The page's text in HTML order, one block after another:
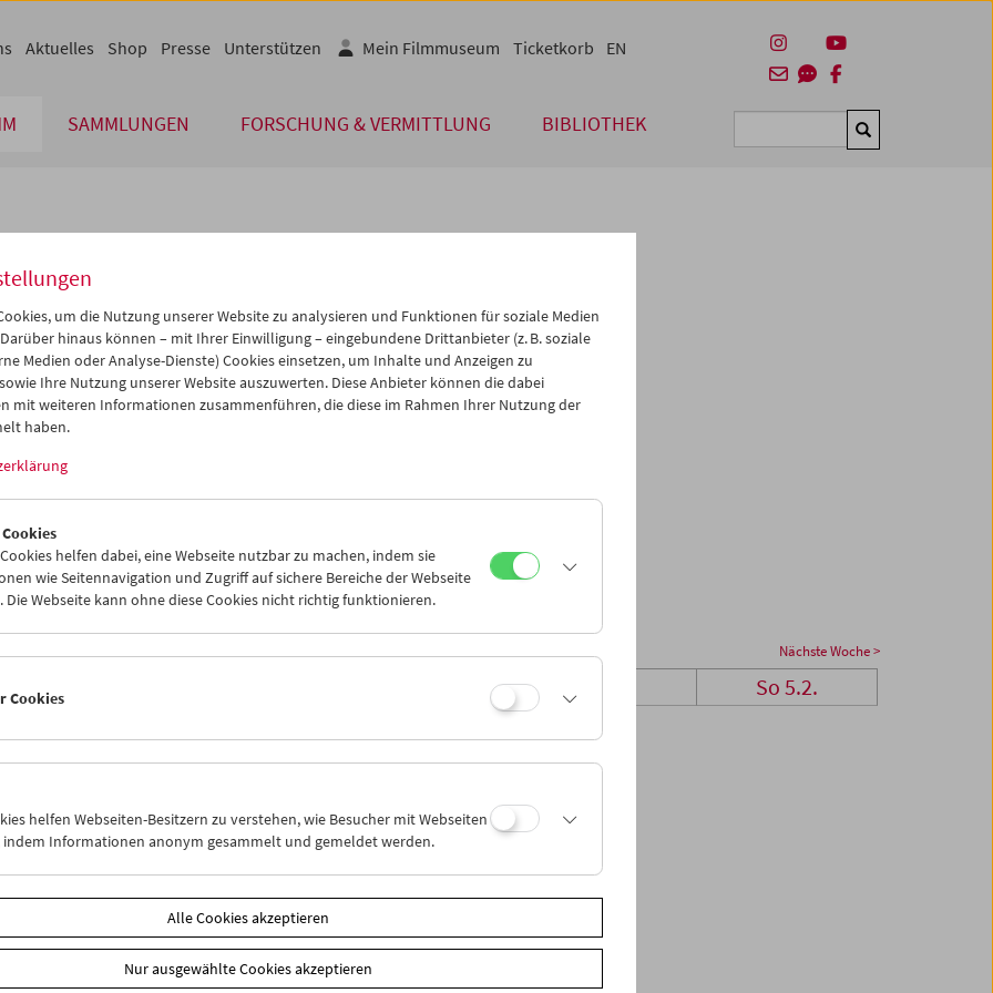
SAMMLUNGEN FORSCHUNG & VERMITTLUNG BIBLIOTHEK Suchen
Aktuelles Shop Presse Unterstützen Mein Filmmuseum Ticketkorb EN
Feb 2012 >>
Mi Do Fr Sa So
01 02 03 04
05
08 09 10 11
12
15 16
22 23
07
iCalender
Programmheft-PDF
English language or subtitles
Nächste Woche >
Mi 1.2. So 5.2.
um die Nutzung unserer Website zu analysieren und Funktionen für soziale Medien
hinaus können – mit Ihrer Einwilligung – eingebundene Drittanbieter (z. B. soziale
Medien oder Analyse-Dienste) Cookies einsetzen, um Inhalte und Anzeigen zu
Ihre Nutzung unserer Website auszuwerten. Diese Anbieter können die dabei
mit weiteren Informationen zusammenführen, die diese im Rahmen Ihrer Nutzung der
haben.
helfen dabei, eine Webseite nutzbar zu machen, indem sie
wie Seitennavigation und Zugriff auf sichere Bereiche der Webseite
Die Webseite kann ohne diese Cookies nicht richtig funktionieren.
Cookies
helfen Webseiten-Besitzern zu verstehen, wie Besucher mit Webseiten
indem Informationen anonym gesammelt und gemeldet werden.
Alle Cookies akzeptieren
Nur ausgewählte Cookies akzeptieren